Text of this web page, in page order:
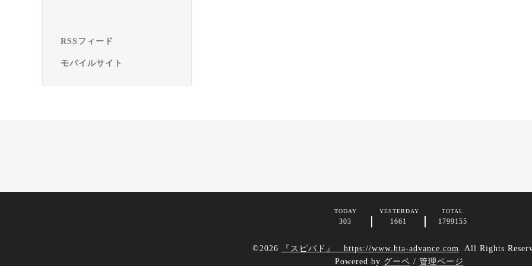
RSSフィード
モバイルサイト
TODAY
303
YESTERDAY
1661
TOTAL
1799155
©2026 『スピバド』 https://www.hta-advance.com. All Rights
Powered by グーペ / 管理ページ